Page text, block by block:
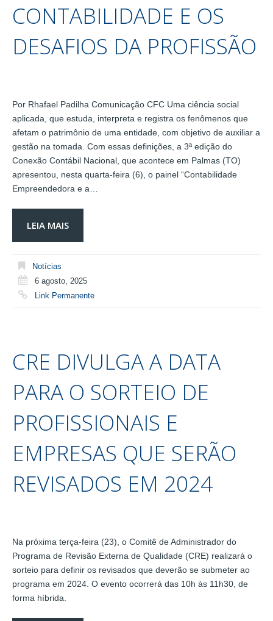
CONTABILIDADE E OS
DESAFIOS DA PROFISSÃO
Por Rhafael Padilha Comunicação CFC Uma ciência social
aplicada, que estuda, interpreta e registra os fenômenos que
afetam o patrimônio de uma entidade, com objetivo de auxiliar a
gestão na tomada. Com essas definições, a 3ª edição do
Conexão Contábil Nacional, que acontece em Palmas (TO)
apresentou, nesta quarta-feira (6), o painel “Contabilidade
Empreendedora e a…
LEIA MAIS
Notícias
6 agosto, 2025
Link Permanente
CRE DIVULGA A DATA
PARA O SORTEIO DE
PROFISSIONAIS E
EMPRESAS QUE SERÃO
REVISADOS EM 2024
Na próxima terça-feira (23), o Comitê de Administrador do
Programa de Revisão Externa de Qualidade (CRE) realizará o
sorteio para definir os revisados que deverão se submeter ao
programa em 2024. O evento ocorrerá das 10h às 11h30, de
forma híbrida.